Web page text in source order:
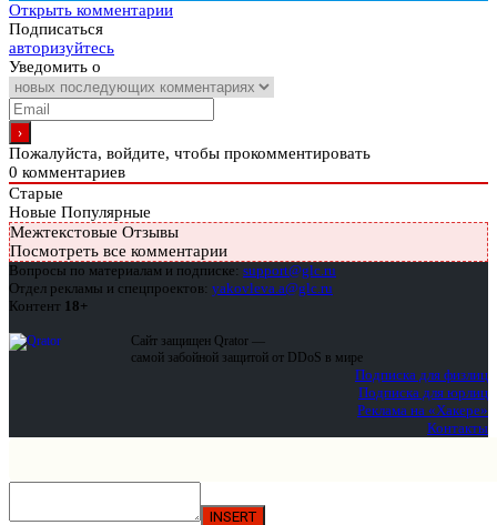
Открыть комментарии
Подписаться
авторизуйтесь
Уведомить о
Пожалуйста, войдите, чтобы прокомментировать
0 комментариев
Старые
Новые Популярные
Межтекстовые Отзывы
Посмотреть все комментарии
Вопросы по материалам и подписке: support@glc.ru
Отдел рекламы и спецпроектов: yakovleva.a@glc.ru
Контент 18+
Сайт защищен Qrator —
самой забойной защитой от DDoS в мире
Подписка для физлиц
Подписка для юрлиц
Реклама на «Хакере»
Контакты
INSERT